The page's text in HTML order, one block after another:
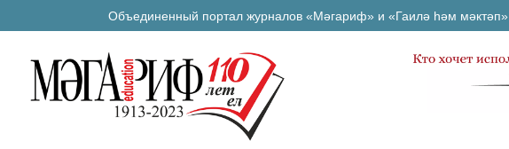
Объединенный портал журналов «Мәгариф» и «Гаилә һәм мәктәп»